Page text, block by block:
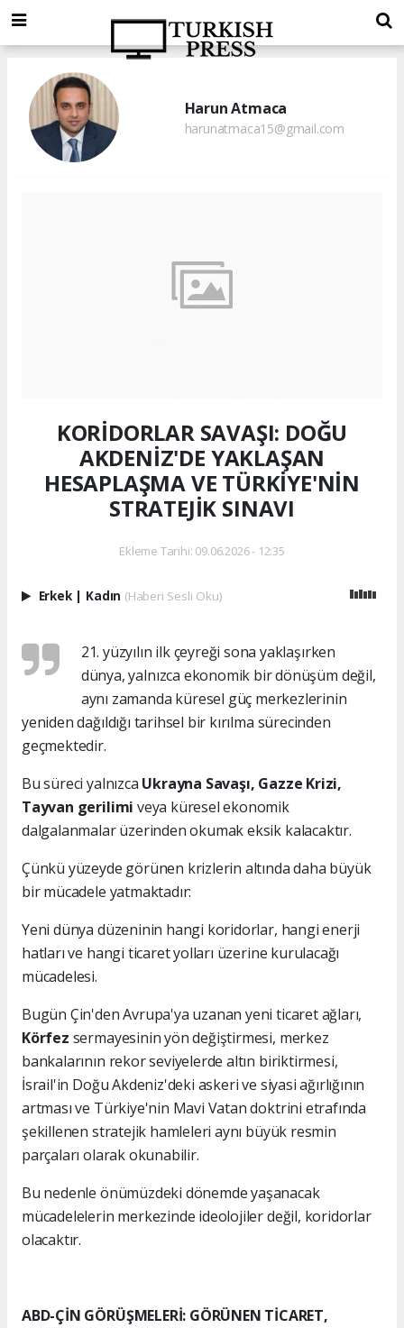
Harun Atmaca
harunatmaca15@gmail.com
KORİDORLAR SAVAŞI: DOĞU
AKDENİZ'DE YAKLAŞAN
HESAPLAŞMA VE TÜRKİYE'NİN
STRATEJİK SINAVI
Ekleme Tarihi: 09.06.2026 - 12:35
Erkek | Kadın (Haberi Sesli Oku)
21. yüzyılın ilk çeyreği sona yaklaşırken
dünya, yalnızca ekonomik bir dönüşüm değil,
aynı zamanda küresel güç merkezlerinin
yeniden dağıldığı tarihsel bir kırılma sürecinden
geçmektedir.
Bu süreci yalnızca Ukrayna Savaşı, Gazze Krizi,
Tayvan gerilimi veya küresel ekonomik
dalgalanmalar üzerinden okumak eksik kalacaktır.
Çünkü yüzeyde görünen krizlerin altında daha büyük
bir mücadele yatmaktadır:
Yeni dünya düzeninin hangi koridorlar, hangi enerji
hatları ve hangi ticaret yolları üzerine kurulacağı
mücadelesi.
Bugün Çin'den Avrupa'ya uzanan yeni ticaret ağları,
Körfez sermayesinin yön değiştirmesi, merkez
bankalarının rekor seviyelerde altın biriktirmesi,
İsrail'in Doğu Akdeniz'deki askeri ve siyasi ağırlığının
artması ve Türkiye'nin Mavi Vatan doktrini etrafında
şekillenen stratejik hamleleri aynı büyük resmin
parçaları olarak okunabilir.
Bu nedenle önümüzdeki dönemde yaşanacak
mücadelelerin merkezinde ideolojiler değil, koridorlar
olacaktır.
ABD-ÇİN GÖRÜŞMELERİ: GÖRÜNEN TİCARET,